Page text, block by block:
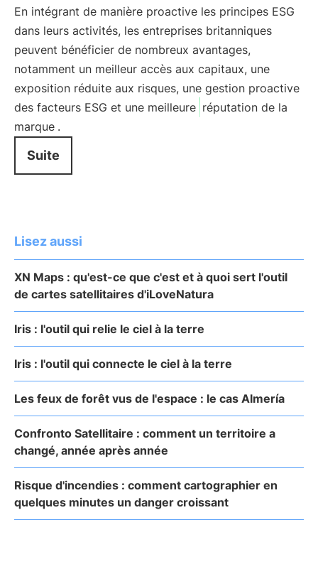
En intégrant de manière proactive les principes ESG
dans leurs activités, les entreprises britanniques
peuvent bénéficier de nombreux avantages,
notamment un meilleur accès aux capitaux, une
exposition réduite aux risques, une gestion proactive
des facteurs ESG et une meilleure réputation de la
marque .
Suite
Lisez aussi
XN Maps : qu'est-ce que c'est et à quoi sert l'outil
de cartes satellitaires d'iLoveNatura
Iris : l'outil qui relie le ciel à la terre
Iris : l'outil qui connecte le ciel à la terre
Les feux de forêt vus de l'espace : le cas Almería
Confronto Satellitaire : comment un territoire a
changé, année après année
Risque d'incendies : comment cartographier en
quelques minutes un danger croissant